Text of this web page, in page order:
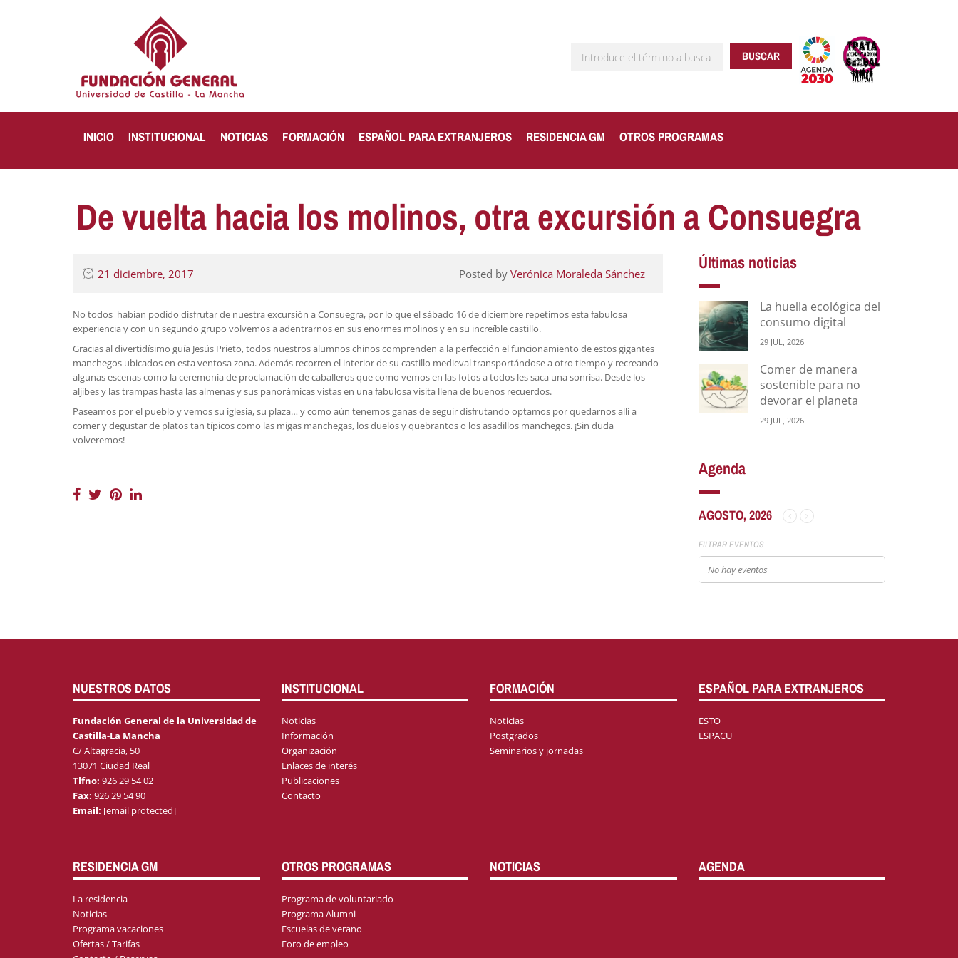
BUSCAR
INICIO INSTITUCIONAL NOTICIAS FORMACIÓN ESPAÑOL PARA EXTRANJEROS RESIDENCIA GM OTROS PROGRAMAS
De vuelta hacia los molinos, otra excursión a Consuegra
21 diciembre, 2017 Posted by Verónica Moraleda Sánchez
No todos habían podido disfrutar de nuestra excursión a Consuegra, por lo que el sábado 16 de diciembre repetimos esta fabulosa
experiencia y con un segundo grupo volvemos a adentrarnos en sus enormes molinos y en su increíble castillo.
Gracias al divertidísimo guía Jesús Prieto, todos nuestros alumnos chinos comprenden a la perfección el funcionamiento de estos gigantes
manchegos ubicados en esta ventosa zona. Además recorren el interior de su castillo medieval transportándose a otro tiempo y recreando
algunas escenas como la ceremonia de proclamación de caballeros que como vemos en las fotos a todos les saca una sonrisa. Desde los
aljibes y las trampas hasta las almenas y sus panorámicas vistas en una fabulosa visita llena de buenos recuerdos.
Paseamos por el pueblo y vemos su iglesia, su plaza… y como aún tenemos ganas de seguir disfrutando optamos por quedarnos allí a
comer y degustar de platos tan típicos como las migas manchegas, los duelos y quebrantos o los asadillos manchegos. ¡Sin duda
volveremos!
Últimas noticias
La huella ecológica del
consumo digital
29 JUL, 2026
Comer de manera
sostenible para no
devorar el planeta
29 JUL, 2026
Agenda
AGOSTO, 2026
FILTRAR EVENTOS
No hay eventos
NUESTROS DATOS
Fundación General de la Universidad de
Castilla-La Mancha
C/ Altagracia, 50
13071 Ciudad Real
Tlfno: 926 29 54 02
Fax: 926 29 54 90
Email: [email protected]
INSTITUCIONAL
Noticias
Información
Organización
Enlaces de interés
Publicaciones
Contacto
FORMACIÓN
Noticias
Postgrados
Seminarios y jornadas
ESPAÑOL PARA EXTRANJEROS
ESTO
ESPACU
RESIDENCIA GM
La residencia
Noticias
Programa vacaciones
Ofertas / Tarifas
OTROS PROGRAMAS
Programa de voluntariado
Programa Alumni
Escuelas de verano
Foro de empleo
NOTICIAS AGENDA